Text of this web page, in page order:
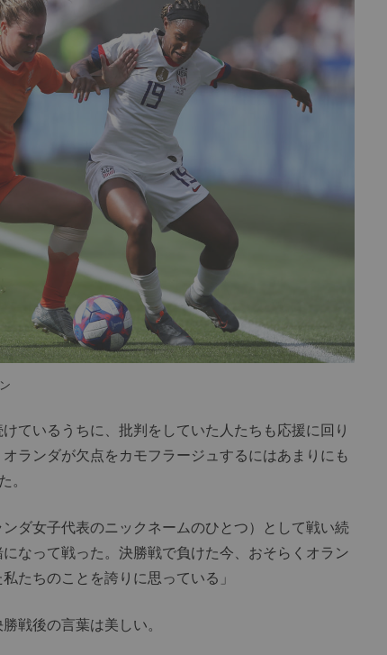
ているうちに、批判をしていた人たちも応援に回り
ランダが欠点をカモフラージュするにはあまりにも
。
ダ女子代表のニックネームのひとつ）として戦い続
なって戦った。決勝戦で負けた今、おそらくオラン
たちのことを誇りに思っている」
戦後の言葉は美しい。